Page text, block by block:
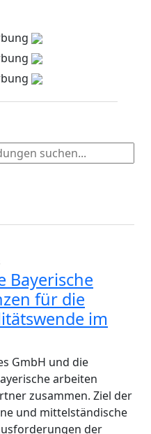
Bayerische
für die
im
GmbH und die
arbeiten
zusammen. Ziel der
und mittelständische
der